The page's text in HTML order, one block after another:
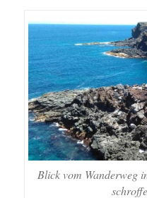
Blick vom Wanderweg